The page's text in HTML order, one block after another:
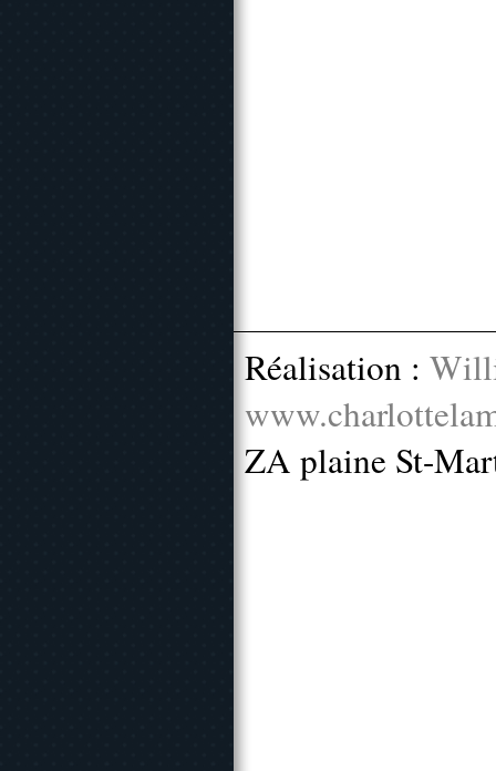
Réalisation :
ZA plaine St-